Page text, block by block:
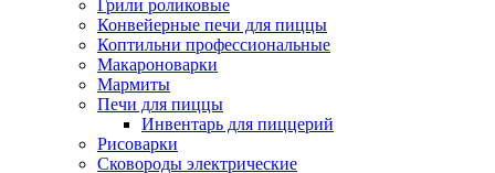
Грили роликовые
Конвейерные печи для пиццы
Коптильни профессиональные
Макароноварки
Мармиты
Печи для пиццы
Инвентарь для пиццерий
Рисоварки
Сковороды электрические